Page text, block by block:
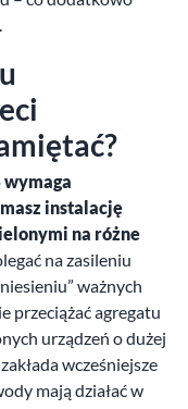
wymaga
instalację
na różne
na zasileniu
ważnych
przeciążać agregatu
urządzeń o dużej
wcześniejsze
mają działać w